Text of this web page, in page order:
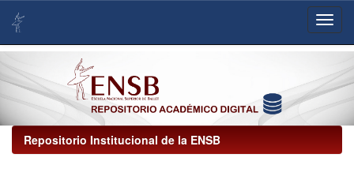
navigation
Repositorio Institucional de la ENSB